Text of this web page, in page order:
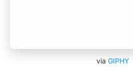
via GIPHY